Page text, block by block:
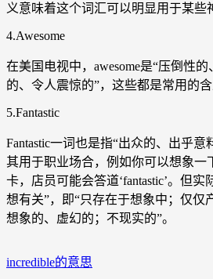
义意味着这个词汇可以明显用于某些
4.Awesome
在美国电视中，awesome是“压倒性
的、令人震惊的”，这些都是常用的含
5.Fantastic
Fantastic一词也是指“出众的、出乎
其用于职业场合，例如你可以想象一
卡，店员可能会答道‘fantastic’。但
想有关”，即“只存在于想象中；仅仅
想象的、虚幻的；不现实的”。
incredible的意思